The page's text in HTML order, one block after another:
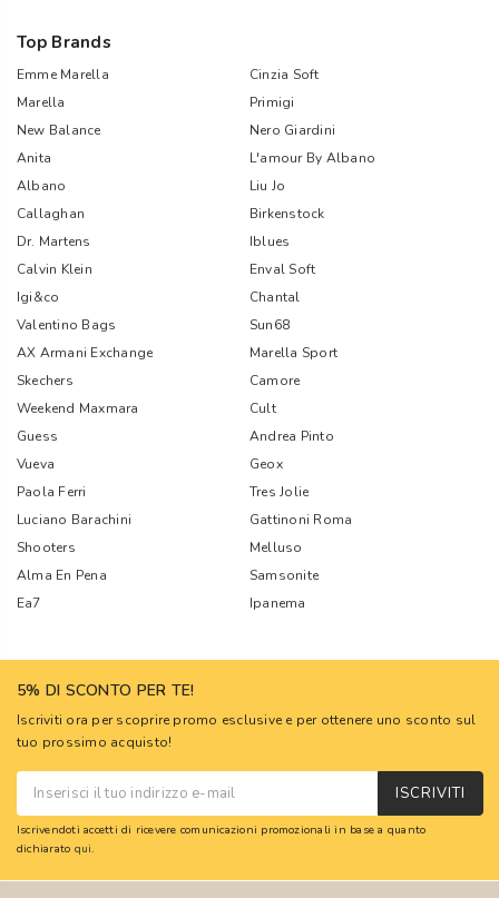
Top Brands
Emme Marella
Cinzia Soft
Marella
Primigi
New Balance
Nero Giardini
Anita
L'amour By Albano
Albano
Liu Jo
Callaghan
Birkenstock
Dr. Martens
Iblues
Calvin Klein
Enval Soft
Igi&co
Chantal
Valentino Bags
Sun68
AX Armani Exchange
Marella Sport
Skechers
Camore
Weekend Maxmara
Cult
Guess
Andrea Pinto
Vueva
Geox
Paola Ferri
Tres Jolie
Luciano Barachini
Gattinoni Roma
Shooters
Melluso
Alma En Pena
Samsonite
Ea7
Ipanema
5% DI SCONTO PER TE!
Iscriviti ora per scoprire promo esclusive e per ottenere uno sconto sul
tuo prossimo acquisto!
ISCRIVITI
Iscrivendoti accetti di ricevere comunicazioni promozionali in base a quanto
dichiarato qui.